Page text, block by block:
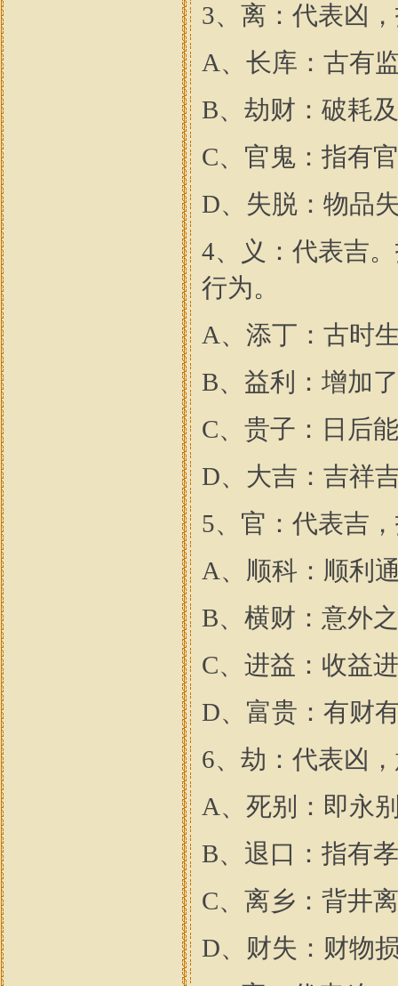
3、离：代表凶
A、长库：古有
B、劫财：破耗
C、官鬼：指有
D、失脱：物品
4、义：代表吉
行为。
A、添丁：古时
B、益利：增加
C、贵子：日后
D、大吉：吉祥
5、官：代表吉
A、顺科：顺利
B、横财：意外
C、进益：收益
D、富贵：有财
6、劫：代表凶
A、死别：即永
B、退口：指有
C、离乡：背井
D、财失：财物